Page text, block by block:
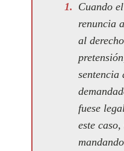
Cuando
renuncia
al
sentencia
fuese
este